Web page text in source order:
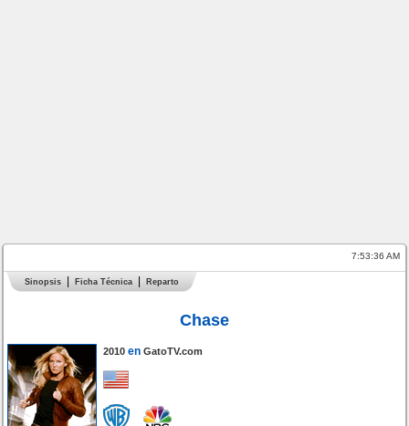
7:53:36 AM
Sinopsis Ficha Técnica Reparto
Chase
2010 en GatoTV.com